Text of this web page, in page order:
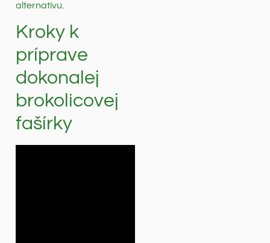
alternatívu.
Kroky k
príprave
dokonalej
brokolicovej
fašírky